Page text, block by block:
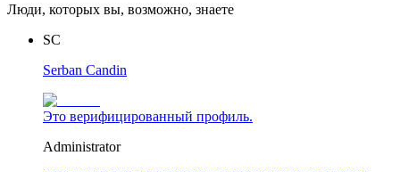
Люди, которых вы, возможно, знаете
SC
Serban Candin
Это верифицированный профиль.
Administrator